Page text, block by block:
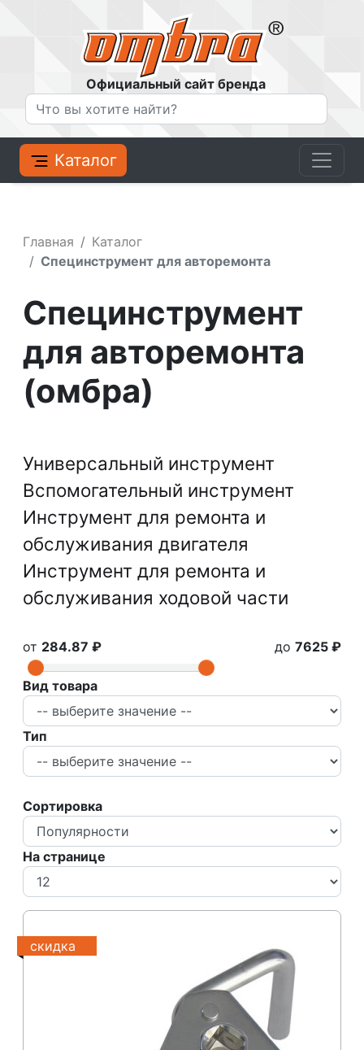
Официальный сайт бренда
Каталог
Главная
Каталог
Специнструмент для авторемонта
Специнструмент
для авторемонта
(омбра)
Универсальный инструмент
Вспомогательный инструмент
Инструмент для ремонта и
обслуживания двигателя
Инструмент для ремонта и
обслуживания ходовой части
от 284.87 ₽ до 7625 ₽
Вид товара
Тип
Сортировка
На странице
скидка